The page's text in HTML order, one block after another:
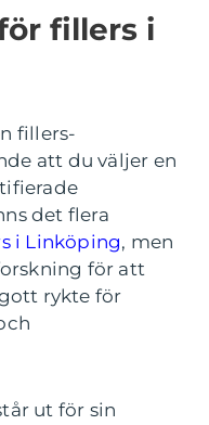
fillers i
fillers-
att du väljer en
det flera
i Linköping, men
för att
rykte för
ut för sin